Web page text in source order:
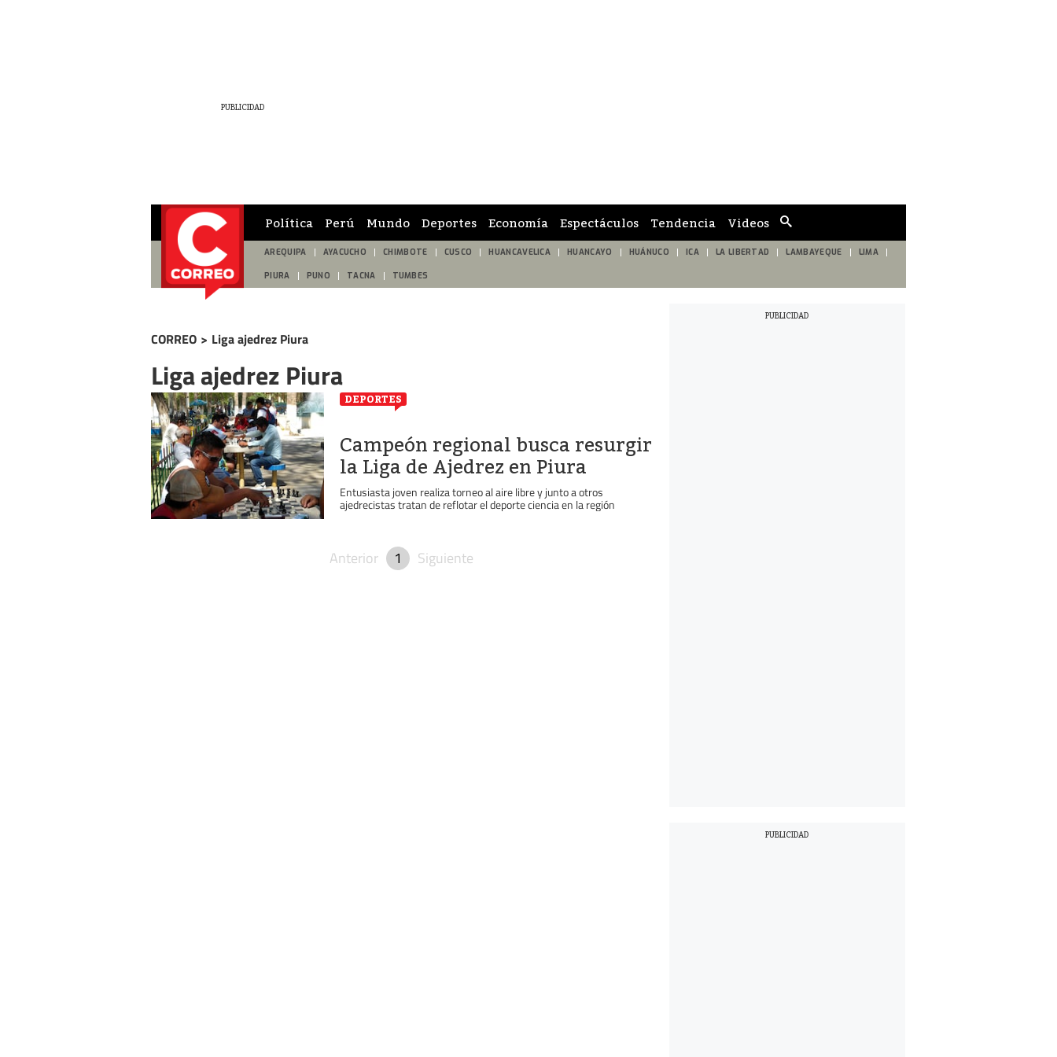
de
búsqueda
Política Perú Mundo Deportes Economía Espectáculos Tendencia Videos
AREQUIPA AYACUCHO CHIMBOTE CUSCO HUANCAVELICA HUANCAYO HUÁNUCO ICA LA LIBERTAD LAMBAYEQUE LIMA
PIURA PUNO TACNA TUMBES
CORREO > Liga ajedrez Piura
Liga ajedrez Piura
DEPORTES
Campeón regional busca resurgir
la Liga de Ajedrez en Piura
Entusiasta joven realiza torneo al aire libre y junto a otros
ajedrecistas tratan de reflotar el deporte ciencia en la región
Anterior 1 Siguiente